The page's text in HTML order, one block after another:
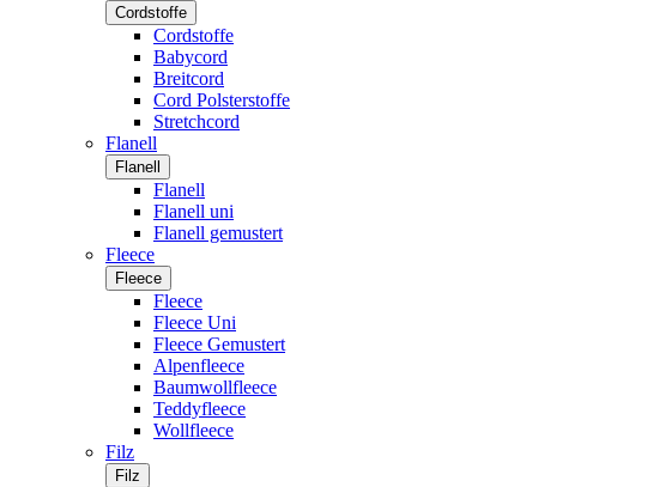
Cordstoffe
Cordstoffe
Babycord
Breitcord
Cord Polsterstoffe
Stretchcord
Flanell
Flanell
Flanell
Flanell uni
Flanell gemustert
Fleece
Fleece
Fleece
Fleece Uni
Fleece Gemustert
Alpenfleece
Baumwollfleece
Teddyfleece
Wollfleece
Filz
Filz